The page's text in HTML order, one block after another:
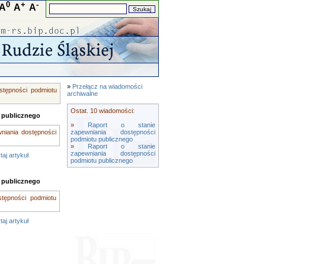
0 A+ A-
podmiotu
dostępności
artykuł
podmiotu
artykuł
» Przełącz na wiadomości
archiwalne
Ostat. 10 wiadomości:
» Raport o stanie
zapewniania dostępności
podmiotu publicznego
» Raport o stanie
zapewniania dostępności
podmiotu publicznego